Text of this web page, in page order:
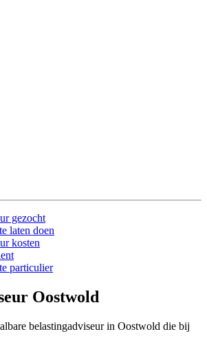
gezocht
laten doen
kosten
particulier
Oostwold
belastingadviseur in Oostwold die bij